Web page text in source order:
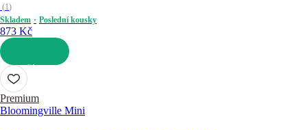
(1)
Skladem
Poslední kousky
873 Kč
DO KOŠÍKU
Premium
Bloomingville Mini